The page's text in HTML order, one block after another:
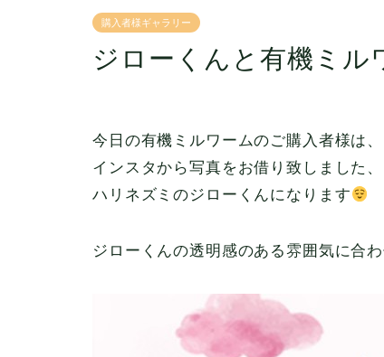
購入者様ギャラリー
ジローくんと有機ミル
今日の有機ミルワームのご購入者様は、
インスタから写真をお借り致しました、
ハリネズミのジローくんになります
ジローくんの透明感のある雰囲気に合